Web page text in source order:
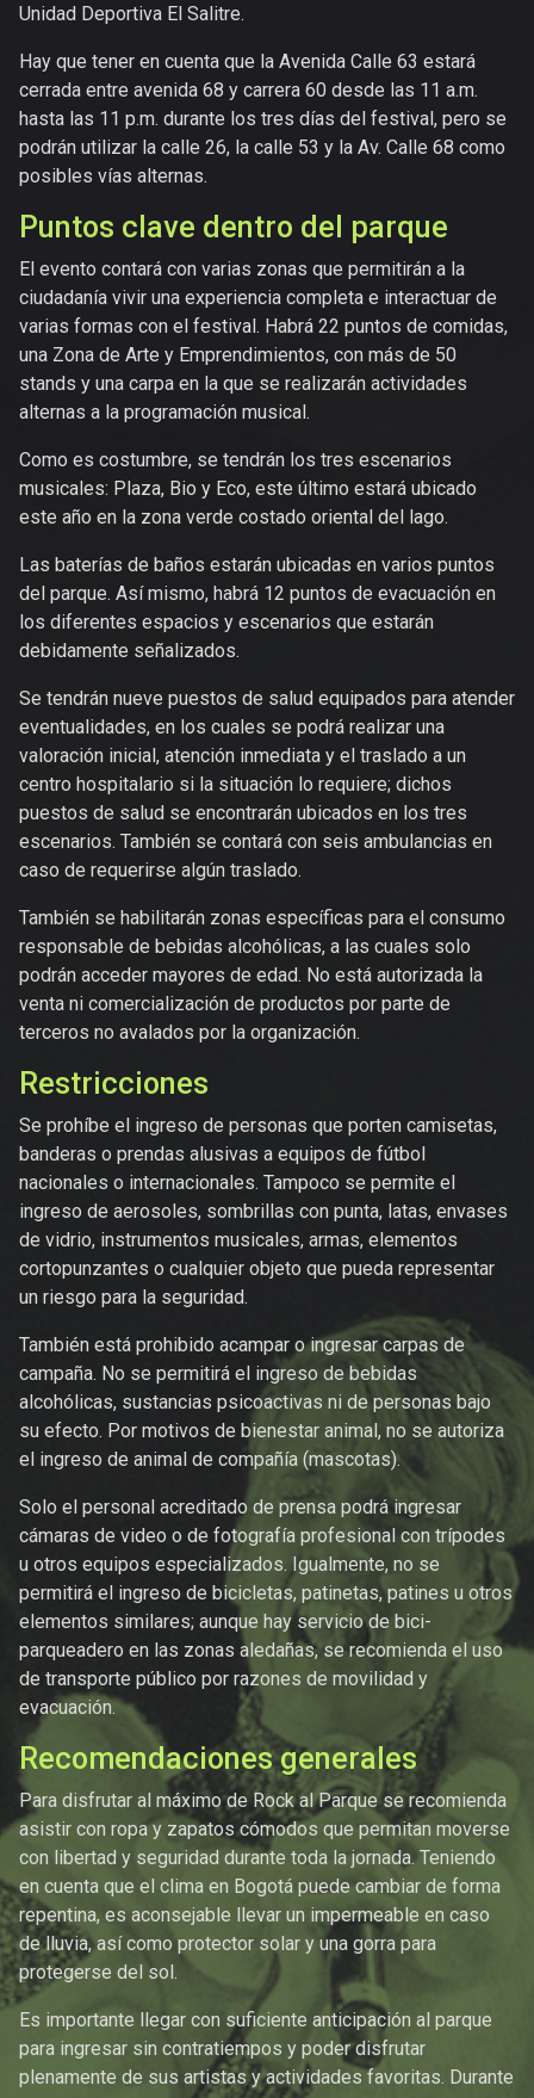
Unidad Deportiva El Salitre.
Hay que tener en cuenta que la Avenida Calle 63 estará
cerrada entre avenida 68 y carrera 60 desde las 11 a.m.
hasta las 11 p.m. durante los tres días del festival, pero se
podrán utilizar la calle 26, la calle 53 y la Av. Calle 68 como
posibles vías alternas.
Puntos clave dentro del parque
El evento contará con varias zonas que permitirán a la
ciudadanía vivir una experiencia completa e interactuar de
varias formas con el festival. Habrá 22 puntos de comidas,
una Zona de Arte y Emprendimientos, con más de 50
stands y una carpa en la que se realizarán actividades
alternas a la programación musical.
Como es costumbre, se tendrán los tres escenarios
musicales: Plaza, Bio y Eco, este último estará ubicado
este año en la zona verde costado oriental del lago.
Las baterías de baños estarán ubicadas en varios puntos
del parque. Así mismo, habrá 12 puntos de evacuación en
los diferentes espacios y escenarios que estarán
debidamente señalizados.
Se tendrán nueve puestos de salud equipados para atender
eventualidades, en los cuales se podrá realizar una
valoración inicial, atención inmediata y el traslado a un
centro hospitalario si la situación lo requiere; dichos
puestos de salud se encontrarán ubicados en los tres
escenarios. También se contará con seis ambulancias en
caso de requerirse algún traslado.
También se habilitarán zonas específicas para el consumo
responsable de bebidas alcohólicas, a las cuales solo
podrán acceder mayores de edad. No está autorizada la
venta ni comercialización de productos por parte de
terceros no avalados por la organización.
Restricciones
Se prohíbe el ingreso de personas que porten camisetas,
banderas o prendas alusivas a equipos de fútbol
nacionales o internacionales. Tampoco se permite el
ingreso de aerosoles, sombrillas con punta, latas, envases
de vidrio, instrumentos musicales, armas, elementos
cortopunzantes o cualquier objeto que pueda representar
un riesgo para la seguridad.
También está prohibido acampar o ingresar carpas de
campaña. No se permitirá el ingreso de bebidas
alcohólicas, sustancias psicoactivas ni de personas bajo
su efecto. Por motivos de bienestar animal, no se autoriza
el ingreso de animal de compañía (mascotas).
Solo el personal acreditado de prensa podrá ingresar
cámaras de video o de fotografía profesional con trípodes
u otros equipos especializados. Igualmente, no se
permitirá el ingreso de bicicletas, patinetas, patines u otros
elementos similares; aunque hay servicio de bici-
parqueadero en las zonas aledañas, se recomienda el uso
de transporte público por razones de movilidad y
evacuación.
Recomendaciones generales
Para disfrutar al máximo de Rock al Parque se recomienda
asistir con ropa y zapatos cómodos que permitan moverse
con libertad y seguridad durante toda la jornada. Teniendo
en cuenta que el clima en Bogotá puede cambiar de forma
repentina, es aconsejable llevar un impermeable en caso
de lluvia, así como protector solar y una gorra para
protegerse del sol.
Es importante llegar con suficiente anticipación al parque
para ingresar sin contratiempos y poder disfrutar
plenamente de sus artistas y actividades favoritas. Durante